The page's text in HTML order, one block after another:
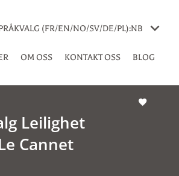
(FR/EN/NO/SV/DE/PL):NB
OM OSS KONTAKT OSS BLOG
Leilighet
Cannet